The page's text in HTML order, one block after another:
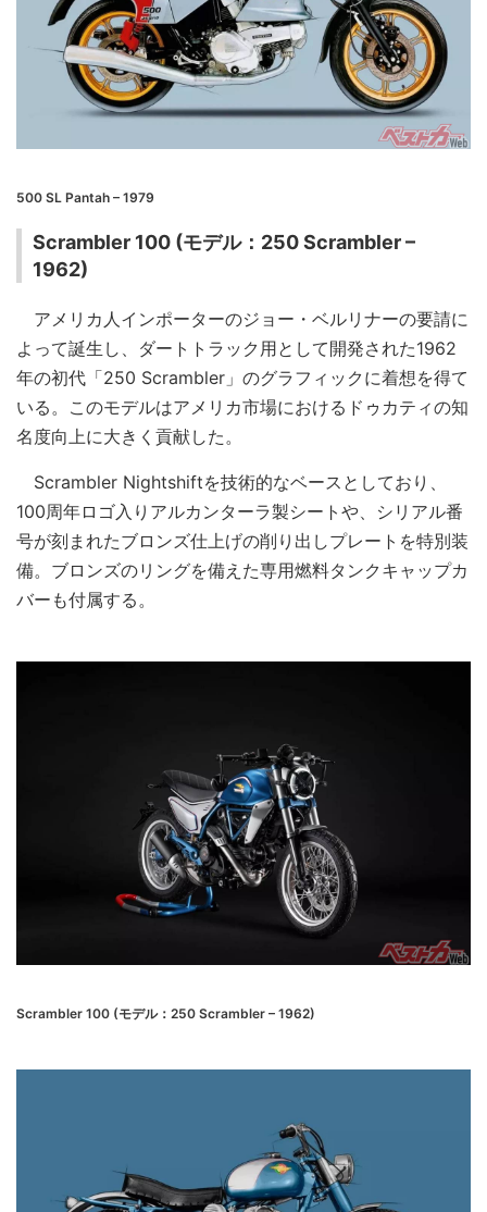
500 SL Pantah – 1979
Scrambler 100 (モデル：250 Scrambler –
1962)
アメリカ人インポーターのジョー・ベルリナーの要請に
よって誕生し、ダートトラック用として開発された1962
年の初代「250 Scrambler」のグラフィックに着想を得て
いる。このモデルはアメリカ市場におけるドゥカティの知
名度向上に大きく貢献した。
Scrambler Nightshiftを技術的なベースとしており、
100周年ロゴ入りアルカンターラ製シートや、シリアル番
号が刻まれたブロンズ仕上げの削り出しプレートを特別装
備。ブロンズのリングを備えた専用燃料タンクキャップカ
バーも付属する。
Scrambler 100 (モデル：250 Scrambler – 1962)